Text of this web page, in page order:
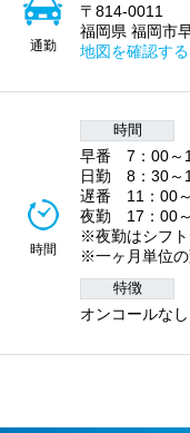
通勤
〒814-0011
福岡県 福岡市
地図を確認する
時間
時間
早番 7：00～
日勤 8：30～
遅番 11：00～
夜勤 17：00～
※夜勤はシフト
※一ヶ月単位の
特徴
オンコールなし